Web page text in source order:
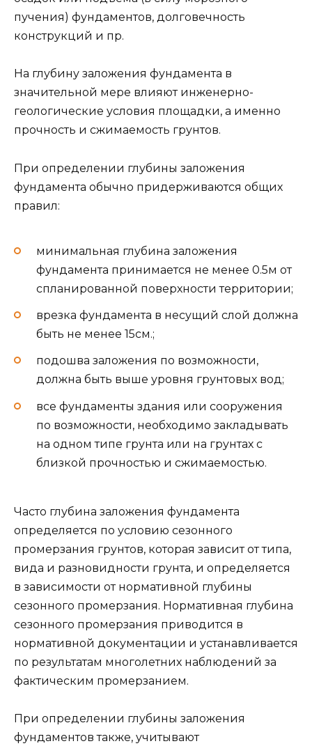
пучения) фундаментов, долговечность
конструкций и пр.
На глубину заложения фундамента в
значительной мере влияют инженерно-
геологические условия площадки, а именно
прочность и сжимаемость грунтов.
При определении глубины заложения
фундамента обычно придерживаются общих
правил:
минимальная глубина заложения
фундамента принимается не менее 0.5м от
спланированной поверхности территории;
врезка фундамента в несущий слой должна
быть не менее 15см.;
подошва заложения по возможности,
должна быть выше уровня грунтовых вод;
все фундаменты здания или сооружения
по возможности, необходимо закладывать
на одном типе грунта или на грунтах с
близкой прочностью и сжимаемостью.
Часто глубина заложения фундамента
определяется по условию сезонного
промерзания грунтов, которая зависит от типа,
вида и разновидности грунта, и определяется
в зависимости от нормативной глубины
сезонного промерзания. Нормативная глубина
сезонного промерзания приводится в
нормативной документации и устанавливается
по результатам многолетних наблюдений за
фактическим промерзанием.
При определении глубины заложения
фундаментов также, учитывают